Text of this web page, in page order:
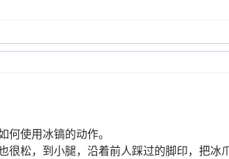
何使用冰镐的动作。
很松，到小腿，沿着前人踩过的脚印，把